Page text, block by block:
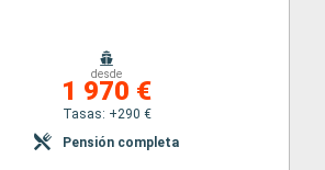
desde
1 970 €
Tasas: +290 €
Pensión completa